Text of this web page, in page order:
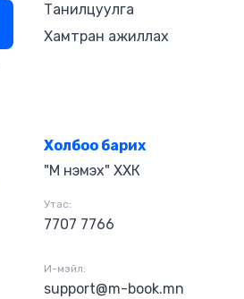
Танилцуулга
Хамтран ажиллах
Холбоо барих
"М нэмэх" ХХК
Утас:
7707 7766
И-мэйл:
support@m-book.mn